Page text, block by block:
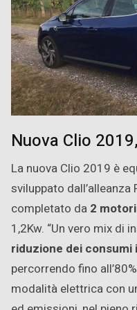
Nuova Clio
La nuova Clio 2019 è
sviluppato
completato da 2
1,2Kw. “Un vero mix di
riduzione dei consumi
percorrendo fino
modalità elettrica con